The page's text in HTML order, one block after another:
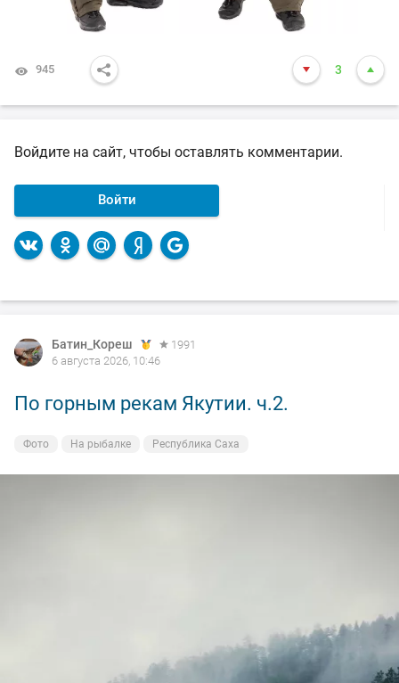
945 3
Войдите на сайт, чтобы оставлять комментарии.
Войти
Батин_Кореш
1991
6 августа 2026, 10:46
По горным рекам Якутии. ч.2.
Фото На рыбалке Республика Саха